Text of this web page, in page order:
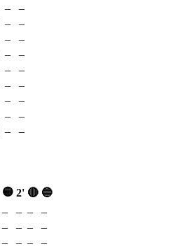
–
–
–
–
–
–
–
–
–
–
–
–
–
–
–
–
– –
🟡 2' 🔴 🔵
– – –
–
– – –
–
– – –
–